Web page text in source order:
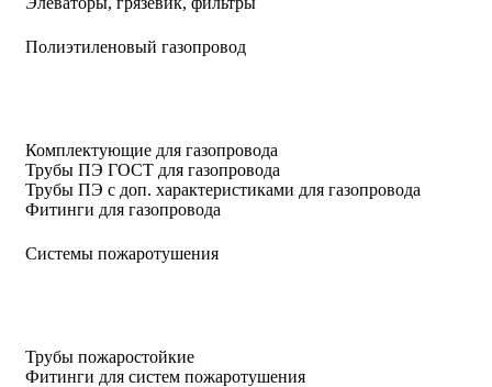
Полиэтиленовый газопровод
Комплектующие для газопровода
Трубы ПЭ ГОСТ для газопровода
Трубы ПЭ с доп. характеристиками для газопровода
Фитинги для газопровода
Системы пожаротушения
Трубы пожаростойкие
Фитинги для систем пожаротушения